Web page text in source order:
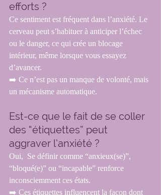
efforts ?
Ce sentiment est fréquent dans l’anxiété. Le
cerveau peut s’habituer à anticiper l’échec
ou le danger, ce qui crée un blocage
intérieur, même lorsque vous essayez
d’avancer.
➡️ Ce n’est pas un manque de volonté, mais
un mécanisme automatique.
Est-ce que le fait de se coller
des “étiquettes” peut
aggraver l’anxiété ?
Oui,  Se définir comme “anxieux(se)”,
“bloqué(e)” ou “incapable” renforce
inconsciemment ces états.
➡️ Ces étiquettes influencent la façon dont